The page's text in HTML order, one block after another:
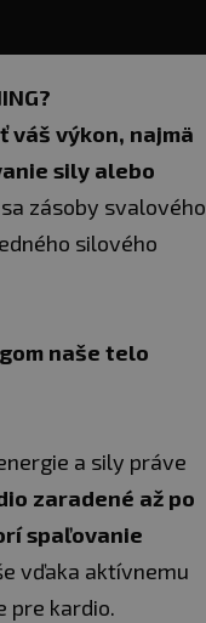
váš výkon, najmä
sily alebo
zásoby svalového
silového
naše telo
a sily práve
zaradené až po
spaľovanie
vďaka aktívnemu
pre kardio.